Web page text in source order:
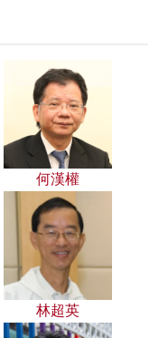
何漢權
林超英